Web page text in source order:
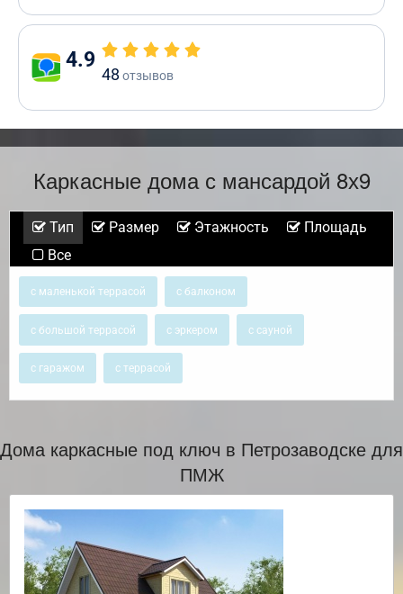
4.9
48 отзывов
Каркасные дома с мансардой 8х9
Тип Размер Этажность
Площадь
Все
с маленькой террасой с балконом
с большой террасой с эркером с сауной
с гаражом с террасой
Дома каркасные под ключ в Петрозаводске для
ПМЖ